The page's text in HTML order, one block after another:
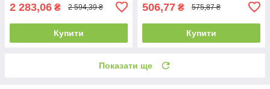
2 283,06 ₴ 2 594,39 ₴
Купити
506,77 ₴ 575,87 ₴
Купити
Показати ще